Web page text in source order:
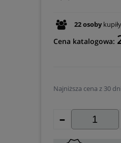
22osobykupiły
Cena katalogowa:
Najniższa cena z 30
Jeżeli
30 dni,
momentu,
-